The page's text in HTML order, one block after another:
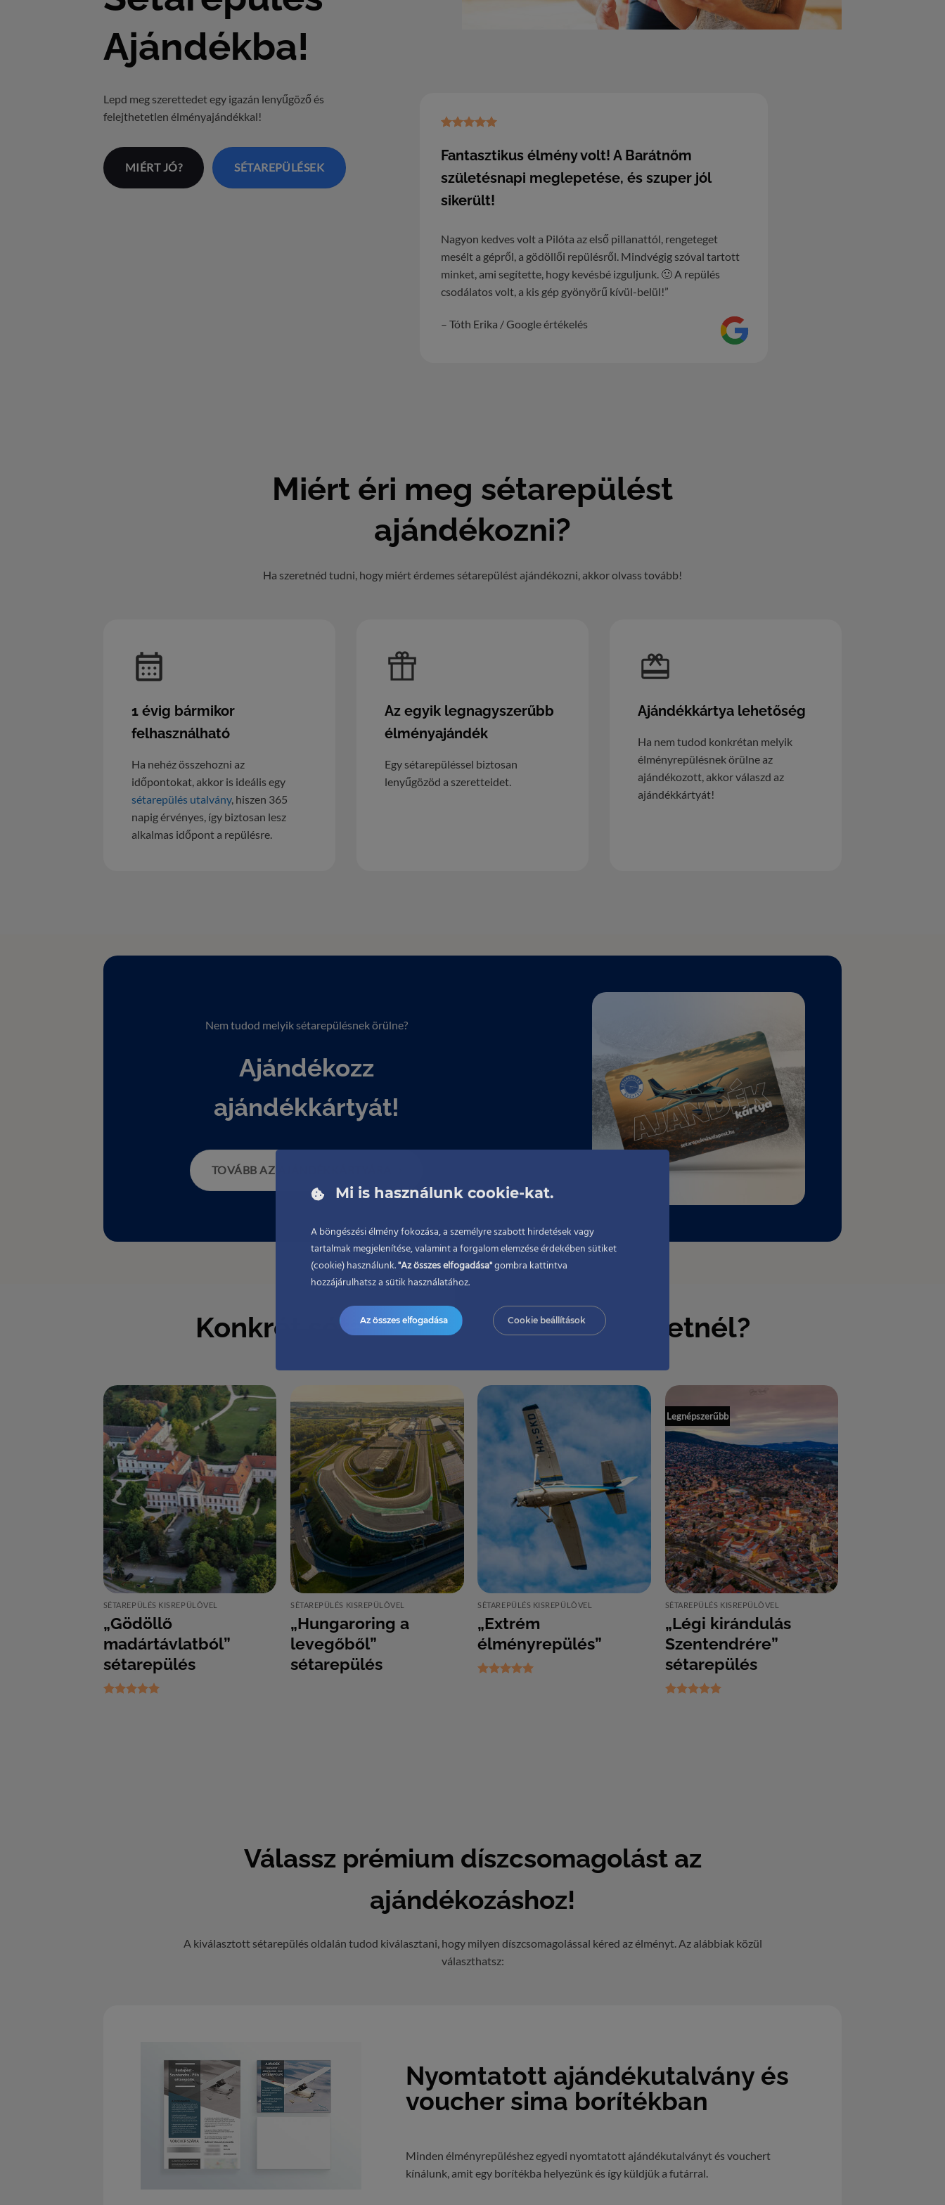
Ajándékba!
Lepd meg szerettedet egy igazán lenyűgöző és
felejthetetlen élményajándékkal!
MIÉRT JÓ? SÉTAREPÜLÉSEK
Fantasztikus élmény volt! A Barátnőm
születésnapi meglepetése, és szuper jól
sikerült!
Nagyon kedves volt a Pilóta az első pillanattól, rengeteget
mesélt a gépről, a gödöllői repülésről. Mindvégig szóval tartott
minket, ami segítette, hogy kevésbé izguljunk. 🙂 A repülés
csodálatos volt, a kis gép gyönyörű kívül-belül!”
– Tóth Erika / Google értékelés
Miért éri meg sétarepülést
ajándékozni?
Ha szeretnéd tudni, hogy miért érdemes sétarepülést ajándékozni, akkor olvass tovább!
1 évig bármikor
felhasználható
Ha nehéz összehozni az
időpontokat, akkor is ideális egy
sétarepülés utalvány, hiszen 365
napig érvényes, így biztosan lesz
alkalmas időpont a repülésre.
Az egyik legnagyszerűbb
élményajándék
Egy sétarepüléssel biztosan
lenyűgözöd a szeretteidet.
Ajándékkártya lehetőség
Ha nem tudod konkrétan melyik
élményrepülésnek örülne az
ajándékozott, akkor válaszd az
ajándékkártyát!
Nem tudod melyik sétarepülésnek örülne?
Ajándékozz
ajándékkártyát!
TOVÁBB AZ AJÁNDÉKKÁRTYÁRA
Konkrét sétarepülés útvonalat szeretnél?
SÉTAREPÜLÉS KISREPÜLŐVEL
„Gödöllő
madártávlatból”
sétarepülés
SÉTAREPÜLÉS KISREPÜLŐVEL
„Hungaroring a
levegőből”
sétarepülés
SÉTAREPÜLÉS KISREPÜLŐVEL
„Extrém
élményrepülés”
Legnépszerűbb
SÉTAREPÜLÉS KISREPÜLŐVEL
„Légi kirándulás
Szentendrére”
sétarepülés
Válassz prémium díszcsomagolást az
ajándékozáshoz!
A kiválasztott sétarepülés oldalán tudod kiválasztani, hogy milyen díszcsomagolással kéred az élményt. Az alábbiak közül
választhatsz:
Nyomtatott ajándékutalvány és
voucher sima borítékban
Minden élményrepüléshez egyedi nyomtatott ajándékutalványt és vouchert
kínálunk, amit egy borítékba helyezünk és így küldjük a futárral.
Mi is használunk cookie-kat.
A böngészési élmény fokozása, a személyre szabott hirdetések vagy
tartalmak megjelenítése, valamint a forgalom elemzése érdekében sütiket
(cookie) használunk."Az összes elfogadása"gombra kattintva
hozzájárulhatsz a sütik használatához.
Az összes elfogadása Cookie beállítások